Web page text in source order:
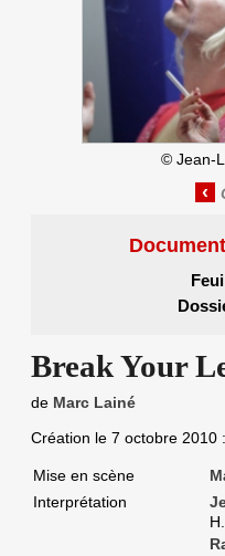
© Jean-
‹
Break Your
de Marc Lainé
Création le 7 octobre 2010
Mise en scène
Interprétation